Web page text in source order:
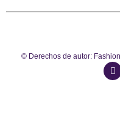
© Derechos de autor: